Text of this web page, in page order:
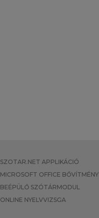
SZOTAR.NET APPLIKÁCIÓ
MICROSOFT OFFICE BŐVÍTMÉNY
BEÉPÜLŐ SZÓTÁRMODUL
ONLINE NYELVVIZSGA